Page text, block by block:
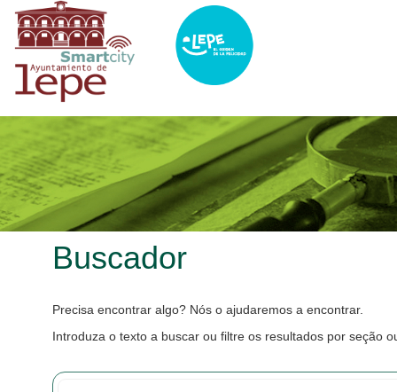
Passar
para
conteúdo
principal
Buscador
Precisa encontrar algo? Nós o ajudaremos a encontrar.
Introduza o texto a buscar ou filtre os resultados por seção